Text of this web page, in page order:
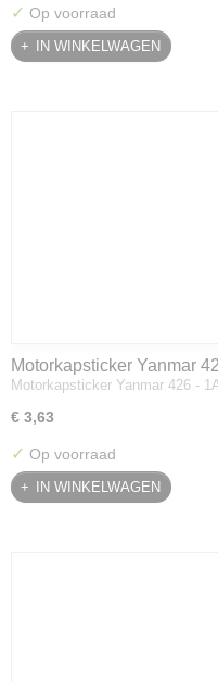
✓ Op voorraad
IN WINKELWAGEN
Motorkapsticker Yanmar
Motorkapsticker Yanmar 426 -
€ 3,63
✓ Op voorraad
IN WINKELWAGEN